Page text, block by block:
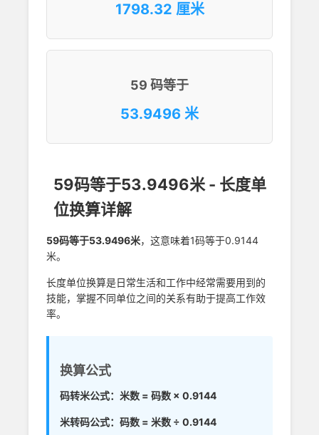
1798.32 厘米
59 码等于
53.9496 米
59码等于53.9496米 - 长度单
位换算详解
59码等于53.9496米，这意味着1码等于0.9144
米。
长度单位换算是日常生活和工作中经常需要用到的
技能，掌握不同单位之间的关系有助于提高工作效
率。
换算公式
码转米公式：米数 = 码数 × 0.9144
米转码公式：码数 = 米数 ÷ 0.9144